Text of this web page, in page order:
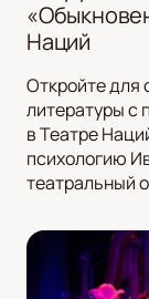
Наций
Откройте для
литературы с
в Театре
психологию
театральный